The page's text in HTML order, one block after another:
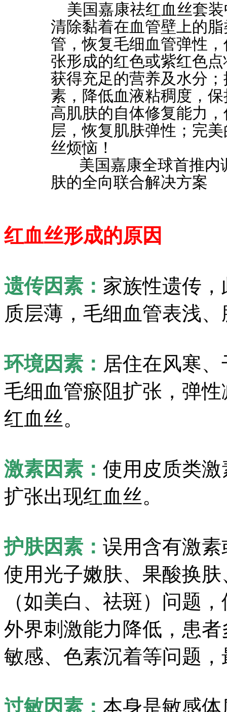
美国嘉康祛红血丝套装
清除黏着在血管壁上的
管，恢复毛细血管弹性
张形成的红色或紫红色
获得充足的营养及水分
素，降低血液粘稠度，
高肌肤的自体修复能力
层，恢复肌肤弹性；完
丝烦恼！
美国嘉康全球首推内
肤的全向联合解决方案
红血丝形成的原因
遗传因素： 家族性遗传
质层薄，毛细血管表浅
环境因素： 居住在风寒
毛细血管瘀阻扩张，弹
红血丝。
激素因素： 使用皮质类
扩张出现红血丝。
护肤因素： 误用含有激
使用光子嫩肤、果酸换
（如美白、祛斑）问题
外界刺激能力降低，患
敏感、色素沉着等问题
过敏因素： 本身是敏感